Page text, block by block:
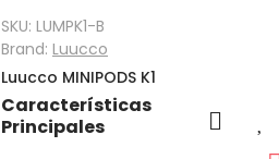
SKU: LUMPK1-B
Brand: Luucco
Luucco MINIPODS K1
Características
Principales